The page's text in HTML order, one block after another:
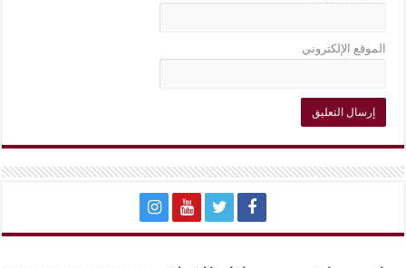
الموقع الإلكتروني